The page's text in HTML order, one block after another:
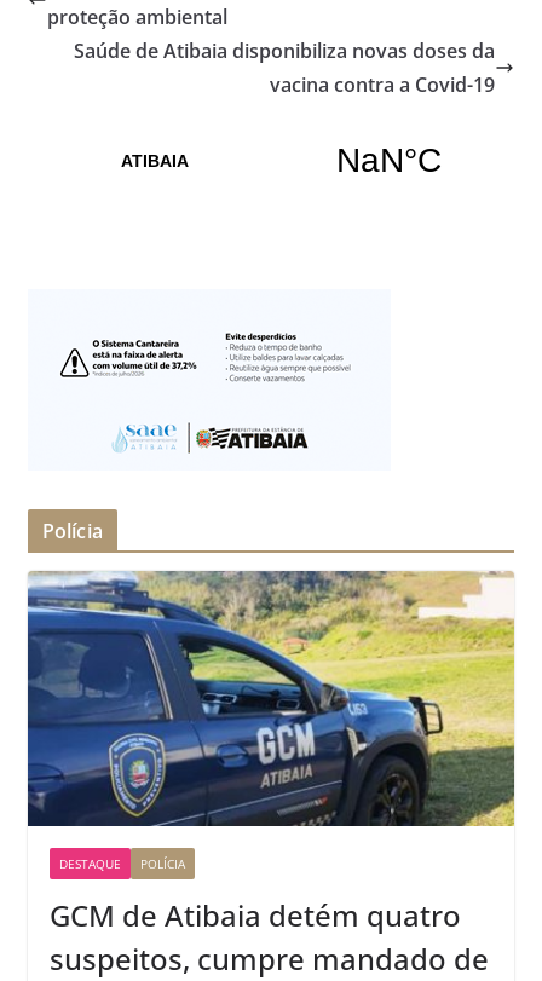
proteção ambiental
Saúde de Atibaia disponibiliza novas doses da
vacina contra a Covid-19
Polícia
DESTAQUE POLÍCIA
GCM de Atibaia detém quatro
suspeitos, cumpre mandado de